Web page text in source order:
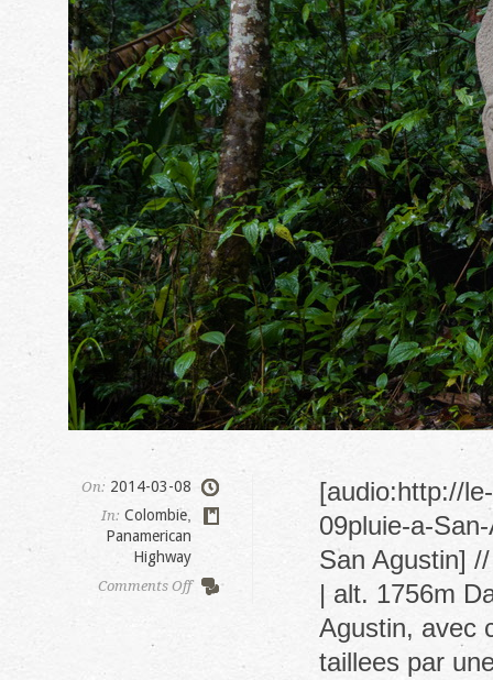
On: 2014-03-08
In: Colombie
Panamerican
Highway
Comments Offon
[audio:http://
09pluie-a-
San Agustin]
| alt. 1756m
Agustin, avec
taillees par